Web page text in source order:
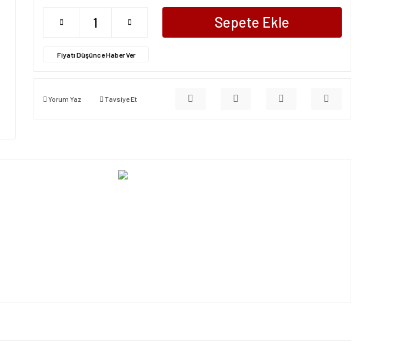
Sepete Ekle
Fiyatı Düşünce Haber Ver
Yorum Yaz Tavsiye Et